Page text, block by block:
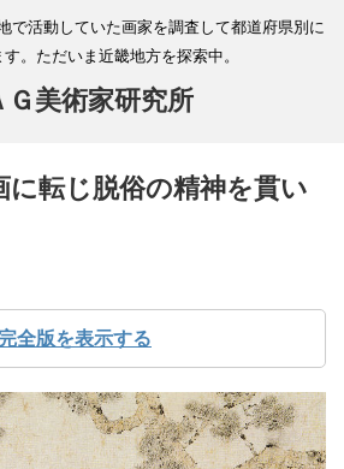
で活動していた画家を調査して都道府県別に
。ただいま近畿地方を探索中。
Ｇ美術家研究所
に転じ脱俗の精神を貫い
完全版を表示する